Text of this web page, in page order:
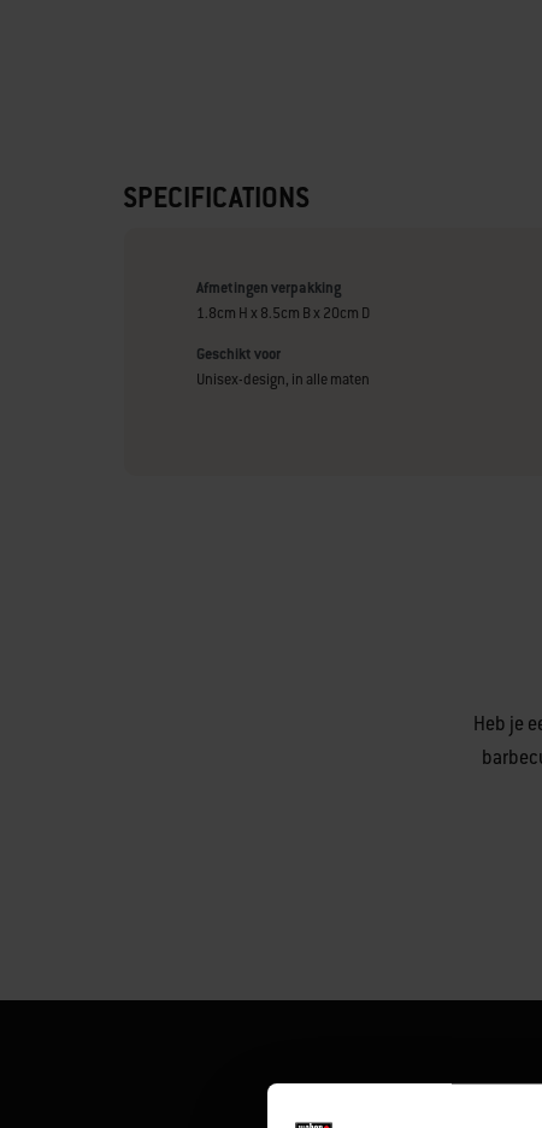
SPECIFICATIONS
Afmetingen verpakking
1.8cm H x 8.5cm B x 20cm D
Geschikt voor
Unisex-design, in alle maten
Heb je